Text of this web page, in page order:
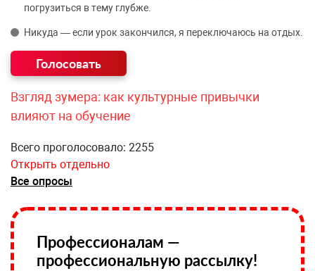
погрузиться в тему глубже.
Никуда — если урок закончился, я переключаюсь на отдых.
Взгляд зумера: как культурные привычки
влияют на обучение
Всего проголосовало: 2255
Открыть отдельно
Все опросы
Профессионалам —
профессиональную рассылку!